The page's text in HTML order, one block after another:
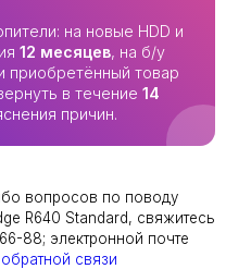
на новые HDD и
12 месяцев, на б/у
приобретённый товар
в течение 14
причин.
вопросов по поводу
R640 Standard, свяжитесь
88; электронной почте
связи